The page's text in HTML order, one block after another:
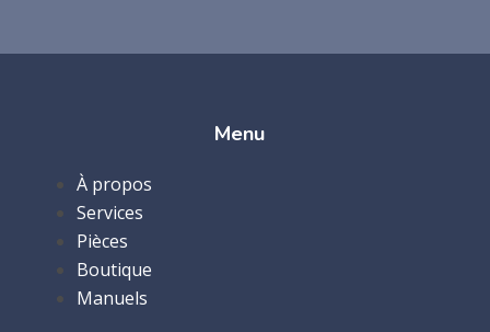
Menu
À propos
Services
Pièces
Boutique
Manuels